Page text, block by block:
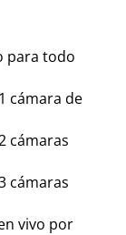
para todo
cámara de
cámaras
cámaras
vivo por